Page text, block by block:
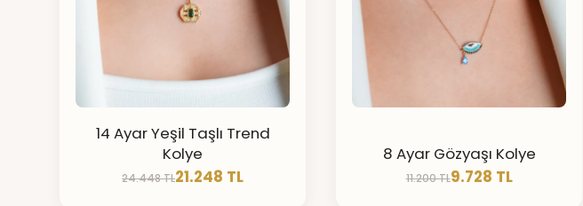
14 Ayar Yeşil Taşlı Trend
Kolye
24.448 TL21.248 TL
8 Ayar Gözyaşı Kolye
11.200 TL9.728 TL